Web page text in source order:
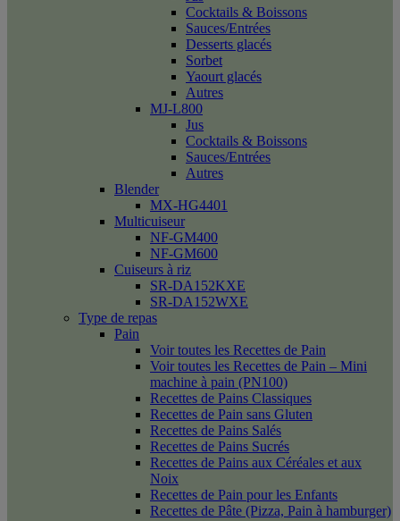
Cocktails & Boissons
Sauces/Entrées
Desserts glacés
Sorbet
Yaourt glacés
Autres
MJ-L800
Jus
Cocktails & Boissons
Sauces/Entrées
Autres
Blender
MX-HG4401
Multicuiseur
NF-GM400
NF-GM600
Cuiseurs à riz
SR-DA152KXE
SR-DA152WXE
Type de repas
Pain
Voir toutes les Recettes de Pain
Voir toutes les Recettes de Pain – Mini
machine à pain (PN100)
Recettes de Pains Classiques
Recettes de Pain sans Gluten
Recettes de Pains Salés
Recettes de Pains Sucrés
Recettes de Pains aux Céréales et aux
Noix
Recettes de Pain pour les Enfants
Recettes de Pâte (Pizza, Pain à hamburger)